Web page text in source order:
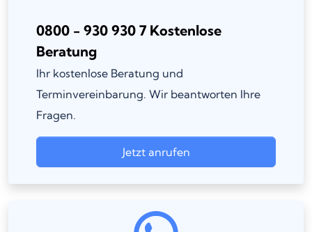
0800 - 930 930 7 Kostenlose
Beratung
Ihr kostenlose Beratung und
Terminvereinbarung. Wir beantworten Ihre
Fragen.
Jetzt anrufen